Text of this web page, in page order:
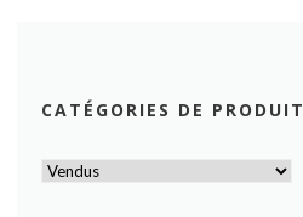
CATÉGORIES DE PRODUIT